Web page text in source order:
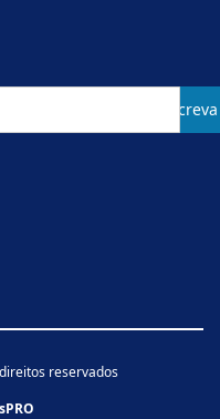
Subscreva
reservados